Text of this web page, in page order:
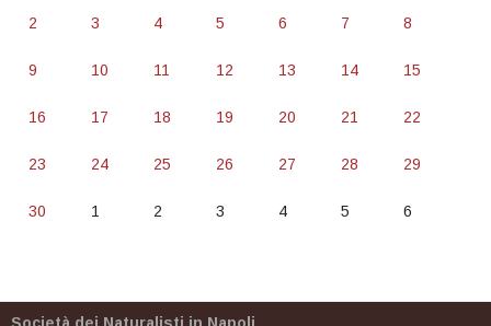
2 3 4 5 6 7 8
9 10 11 12 13 14 15
16 17 18 19 20 21 22
23 24 25 26 27 28 29
30 1 2 3 4 5 6